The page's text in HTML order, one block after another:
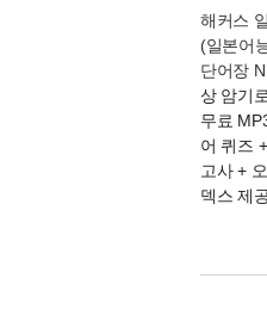
해커스
(일본어
단어장
상 암기
무료
어 퀴즈
고사 +
덱스 제